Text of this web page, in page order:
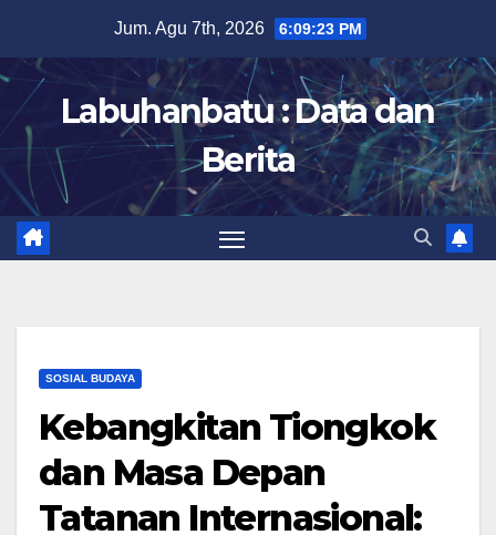
content
Jum. Agu 7th, 2026 6:09:24 PM
Labuhanbatu : Data dan
Berita
SOSIAL BUDAYA
Kebangkitan Tiongkok
dan Masa Depan
Tatanan Internasional: